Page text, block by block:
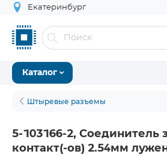
Екатеринбург
Каталог
Штыревые разъемы
5-103166-2,
контакт(-ов) 2.54мм